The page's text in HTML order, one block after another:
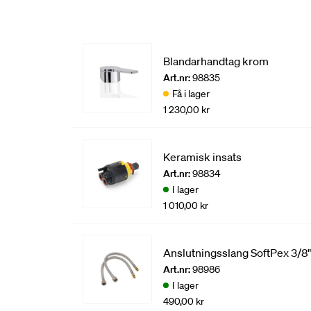
Blandarhandtag krom
Art.nr:98835
Få i lager
1 230,00 kr
Keramisk insats
Art.nr:98834
I lager
1 010,00 kr
Anslutningsslang SoftPex 3/
Art.nr:98986
I lager
490,00 kr